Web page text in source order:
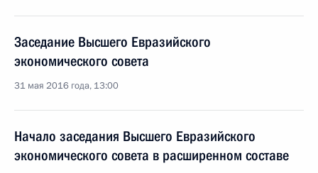
Заседание Высшего Евразийского
экономического совета
31 мая 2016 года, 13:00
Начало заседания Высшего Евразийского
экономического совета в расширенном составе